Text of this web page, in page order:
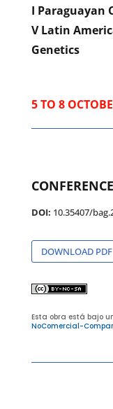
I Paraguayan
V Latin
Genetics
5 TO 8
DOI: 10.35407/
DOWNLOAD PDF
Esta obra está bajo
NoComercial-